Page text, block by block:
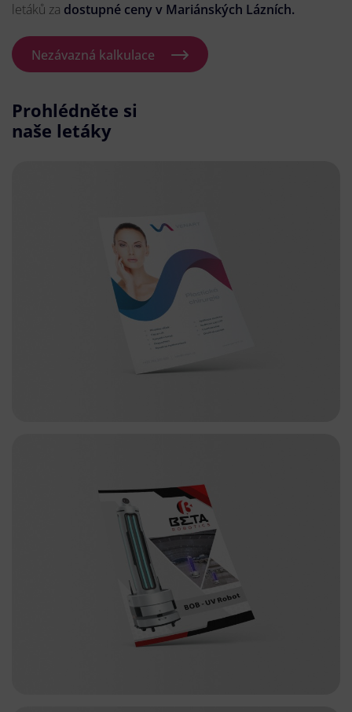
letáků za dostupné ceny v Mariánských Lázních.
Nezávazná kalkulace
Prohlédněte si
naše letáky